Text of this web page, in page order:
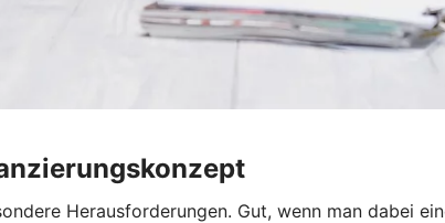
Herausforderungen. Gut, wenn man dabei